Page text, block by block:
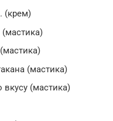
(крем)
(мастика)
(мастика)